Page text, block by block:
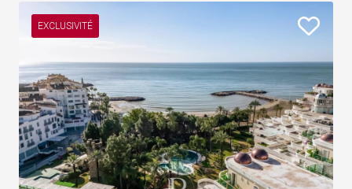
EXCLUSIVITÉ